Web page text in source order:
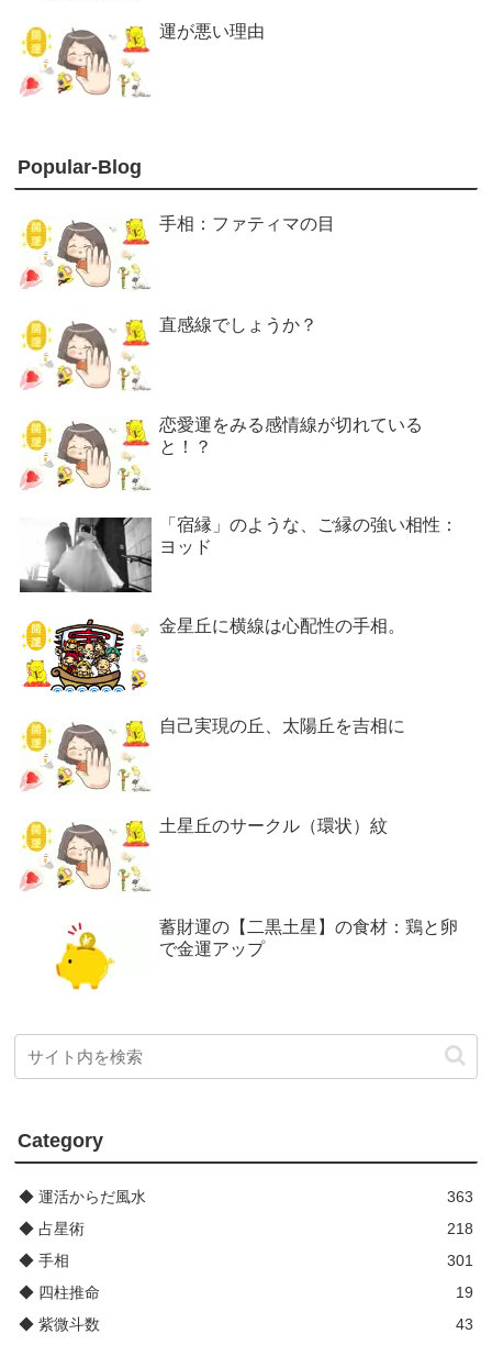
運が悪い理由
Popular-Blog
手相：ファティマの目
直感線でしょうか？
恋愛運をみる感情線が切れている
と！？
「宿縁」のような、ご縁の強い相性：
ヨッド
金星丘に横線は心配性の手相。
自己実現の丘、太陽丘を吉相に
土星丘のサークル（環状）紋
蓄財運の【二黒土星】の食材：鶏と卵
で金運アップ
Category
◆ 運活からだ風水
363
◆ 占星術
218
◆ 手相
301
◆ 四柱推命
19
◆ 紫微斗数
43